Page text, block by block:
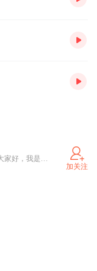
（农夫山泉有点甜，不爱栖栖有点悬）大家好，我是栖栖（女生哦）~非常好相处啦！我是蛋仔玩家，有的人可能觉得我废话比较多，但是我不会在意的啦！感谢大家助我一臂之力突破500粉，我现在要600粉，我现在的粉丝是不够的，还得需要大家帮助我，姐姐不能处了哟~，哥哥的话，想要和我处的话，我可以考虑考虑哦，闺蜜是当然可以的~其他的没有啦，主推：重音teto，初音未来，芙宁娜。简介里的人，你是我的大熊猫！（超好闺）:雪浸月白光_盐雪，甜艳奶颜草珍慕瑶，超爱听故事的啦，哥哥（超级好的）:@可爱的蜜桃啵啵冰（刘程煜0103），姐姐，@请输入4至2个字符，皇挂（也是闺）：霜夕_凌，闺蜜勿动，动了=s。好相处，嘎嘎~
加关注